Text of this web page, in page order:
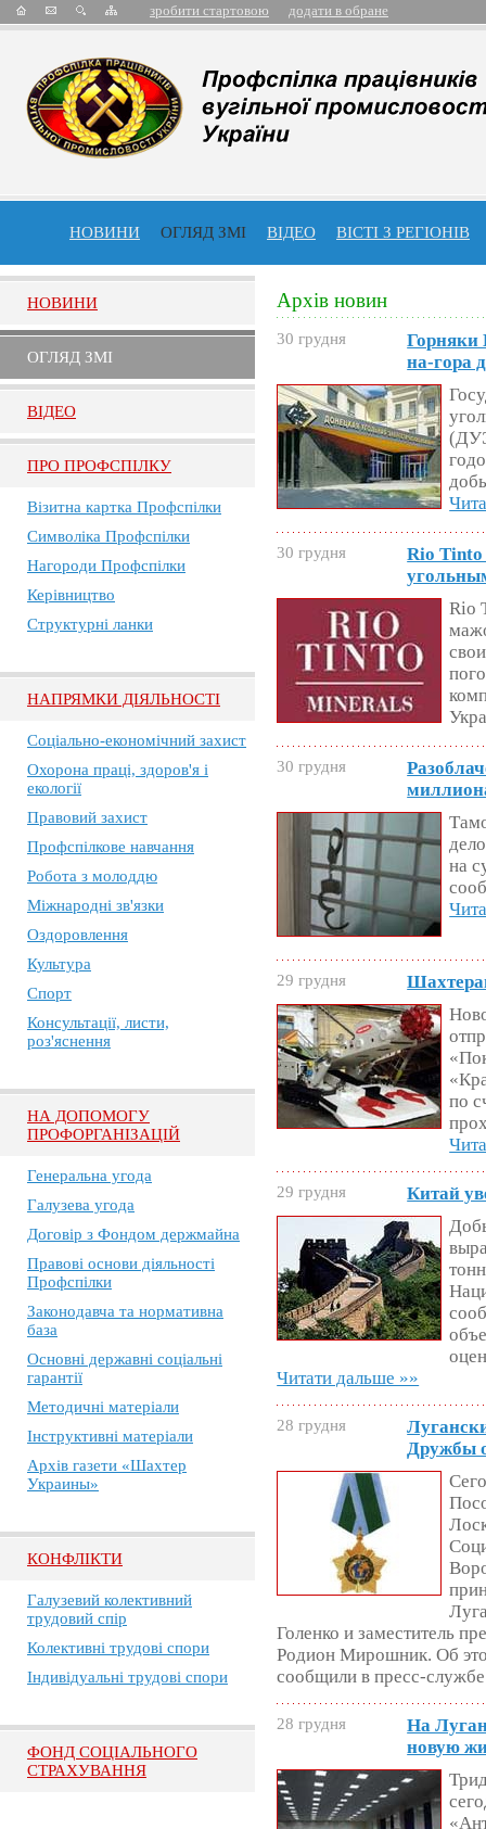
зробити стартовою додати в обране
НОВИНИ ОГЛЯД ЗМІ ВІДЕО ВІСТІ З РЕГІОНІВ
НОВИНИ
ОГЛЯД ЗМI
ВIДЕО
ПРО ПРОФСПIЛКУ
Візитна картка Профспілки
Символіка Профспілки
Нагороди Профспілки
Керівництво
Структурні ланки
НАПРЯМКИ ДІЯЛЬНОСТІ
Соціально-економічний захист
Охорона праці, здоров'я і
екології
Правовий захист
Профспілкове навчання
Робота з молоддю
Міжнародні зв'язки
Оздоровлення
Культура
Спорт
Консультації, листи,
роз'яснення
НА ДОПОМОГУ
ПРОФОРГАНІЗАЦІЙ
Генеральна угода
Галузева угода
Договір з Фондом держмайна
Правові основи діяльності
Профспілки
Законодавча та нормативна
база
Основні державні соціальні
гарантії
Методичні матеріали
Інструктивні матеріали
Архів газети «Шахтер
Украины»
КОНФЛІКТИ
Галузевий колективний
трудовий спір
Колективні трудові спори
Індивідуальні трудові спори
ФОНД СОЦІАЛЬНОГО
СТРАХУВАННЯ
Архів новин
30 грудня
Горняки
на-гора
30 грудня
Rio
Rio
30 грудня
на
29 грудня
по
29 грудня
Китай
Читати дальше »»
28 грудня
Дружбы
Голенко и заместитель
Родион Мирошник. Об
сообщили в пресс-
28 грудня
На
новую